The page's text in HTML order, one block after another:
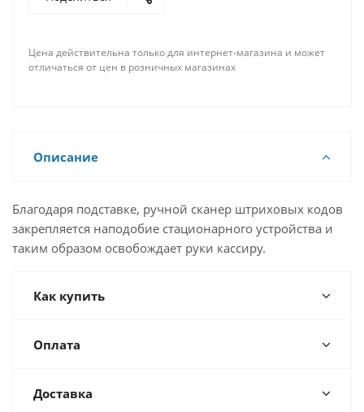
Цена действительна только для интернет-магазина и может
отличаться от цен в розничных магазинах
Описание
Благодаря подставке, ручной сканер штриховых кодов
закрепляется наподобие стационарного устройства и
таким образом освобождает руки кассиру.
Как купить
Оплата
Доставка